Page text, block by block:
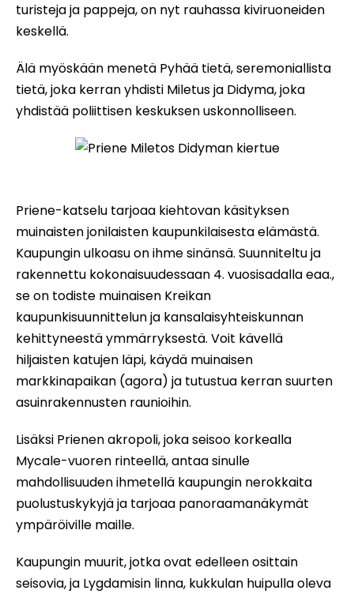
turisteja ja pappeja, on nyt rauhassa kiviruoneiden
keskellä.
Älä myöskään menetä Pyhää tietä, seremoniallista
tietä, joka kerran yhdisti Miletus ja Didyma, joka
yhdistää poliittisen keskuksen uskonnolliseen.
Priene-katselu tarjoaa kiehtovan käsityksen
muinaisten jonilaisten kaupunkilaisesta elämästä.
Kaupungin ulkoasu on ihme sinänsä. Suunniteltu ja
rakennettu kokonaisuudessaan 4. vuosisadalla eaa.,
se on todiste muinaisen Kreikan
kaupunkisuunnittelun ja kansalaisyhteiskunnan
kehittyneestä ymmärryksestä. Voit kävellä
hiljaisten katujen läpi, käydä muinaisen
markkinapaikan (agora) ja tutustua kerran suurten
asuinrakennusten raunioihin.
Lisäksi Prienen akropoli, joka seisoo korkealla
Mycale-vuoren rinteellä, antaa sinulle
mahdollisuuden ihmetellä kaupungin nerokkaita
puolustuskykyjä ja tarjoaa panoraamanäkymät
ympäröiville maille.
Kaupungin muurit, jotka ovat edelleen osittain
seisovia, ja Lygdamisin linna, kukkulan huipulla oleva